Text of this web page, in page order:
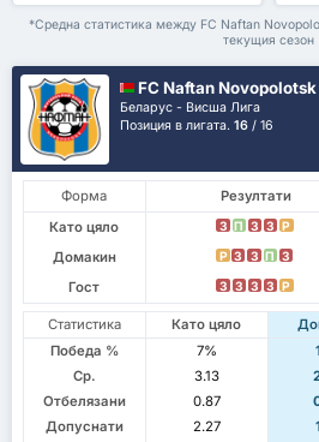
*Средна статистика между FC Naftan
текущия сезон
FC Naftan Novopolotsk
Беларус - Висша Лига
Позиция в лигата.16 / 16
Форма Резултати
Като цяло
З П З З P
Домакин P З З П З
Гост З З З З P
Статистика Като цяло
Победа %
7%
Ср.
3.13
Отбелязани
0.87
Допуснати
2.27